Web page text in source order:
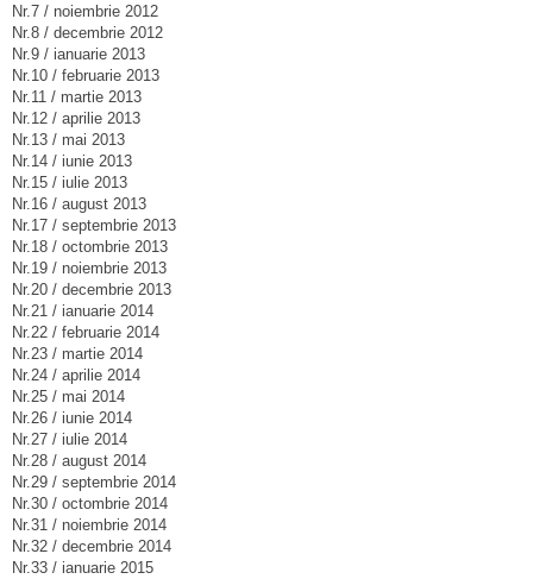
Nr.7 / noiembrie 2012
Nr.8 / decembrie 2012
Nr.9 / ianuarie 2013
Nr.10 / februarie 2013
Nr.11 / martie 2013
Nr.12 / aprilie 2013
Nr.13 / mai 2013
Nr.14 / iunie 2013
Nr.15 / iulie 2013
Nr.16 / august 2013
Nr.17 / septembrie 2013
Nr.18 / octombrie 2013
Nr.19 / noiembrie 2013
Nr.20 / decembrie 2013
Nr.21 / ianuarie 2014
Nr.22 / februarie 2014
Nr.23 / martie 2014
Nr.24 / aprilie 2014
Nr.25 / mai 2014
Nr.26 / iunie 2014
Nr.27 / iulie 2014
Nr.28 / august 2014
Nr.29 / septembrie 2014
Nr.30 / octombrie 2014
Nr.31 / noiembrie 2014
Nr.32 / decembrie 2014
Nr.33 / ianuarie 2015